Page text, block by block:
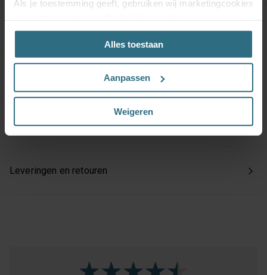
Als je toestemming geeft, gebruiken wij marketingcookies
(prestatiegerichte marketingcookies) en content op jouw
voorkeuren af te stemmen (advertentie- en
socialmediacookies). Deze cookies kunnen we inzetten
voor advertentie personalisaties. Met deze cookies
kunnen wij en derde partijen uw gedrag op onze website
onze cookie- en privacyverklaring.
we enkel de functionele en beperkte analytische cookies
Alles toestaan
Aanpassen
Weigeren
Materiaal & Onderhoud
Kindveiligheid
Leveringen en retouren